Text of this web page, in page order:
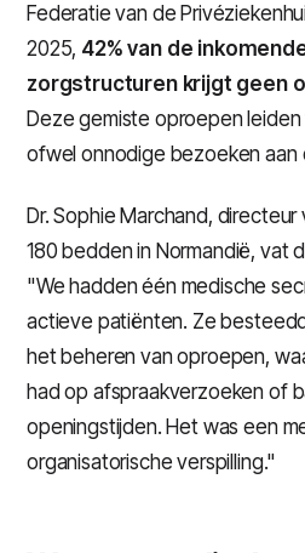
Federatie van de
2025, 42% van de
zorgstructuren krijgt geen
Deze gemiste oproepen
ofwel onnodige bezoeken aan
Dr. Sophie Marchand,
180 bedden in Normandië, vat
"We hadden één medische
actieve patiënten. Ze
het beheren van oproepen,
had op afspraakverzoeken of
openingstijden. Het was een
organisatorische verspilling."